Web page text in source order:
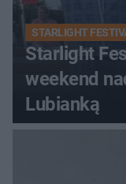
STARLIGHT
Starlight
weekend
Lubianką